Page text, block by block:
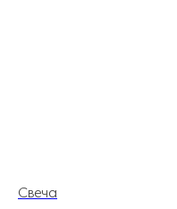
Свеча